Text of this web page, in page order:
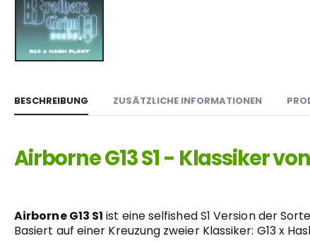
BESCHREIBUNG ZUSÄTZLICHE INFORMATIONEN
Airborne G13 S1 - Klassiker
Airborne G13 S1 ist eine selfished S1 Version der
Basiert auf einer Kreuzung zweier Klassiker: G13 x